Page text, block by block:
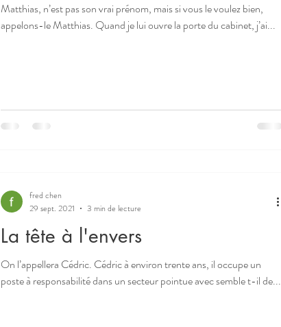
Matthias, n’est pas son vrai prénom, mais si vous le voulez bien,
appelons-le Matthias. Quand je lui ouvre la porte du cabinet, j’ai...
La tête à l'envers
On l’appellera Cédric. Cédric à environ trente ans, il occupe un
poste à responsabilité dans un secteur pointue avec semble t-il de...
fred chen
29 sept. 2021
3 min de lecture